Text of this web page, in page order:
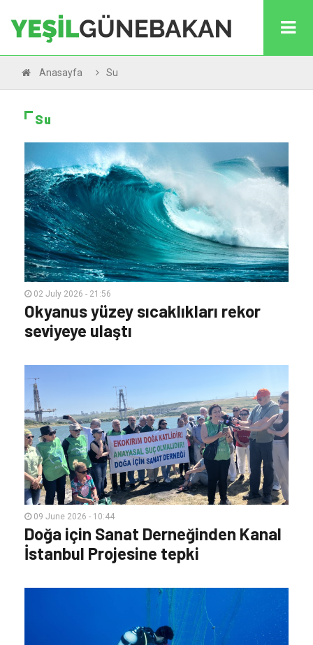
Anasayfa Su
Su
02 July 2026 - 21:56
Okyanus yüzey sıcaklıkları rekor
seviyeye ulaştı
09 June 2026 - 10:44
Doğa için Sanat Derneğinden Kanal
İstanbul Projesine tepki